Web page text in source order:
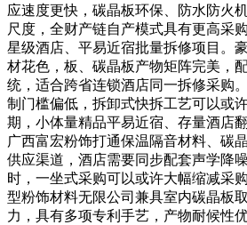
应速度更快，碳晶板环保、防水防火
尺度，全财产链自产模式具有更高采
星级酒店、平易近宿批量拆修项目。
材花色，板、碳晶板产物矩阵完美，
统，适合跨省连锁酒店同一拆修采购
制门槛偏低，拆卸式快拆工艺可以或
期，小体量精品平易近宿、存量酒店
广西富宏粉饰打通保温隔音材料、碳
供应渠道，酒店需要同步配套声学降
时，一坐式采购可以或许大幅缩减采
型粉饰材料无限公司兼具室内碳晶板
力，具有多项专利手艺，产物耐候性